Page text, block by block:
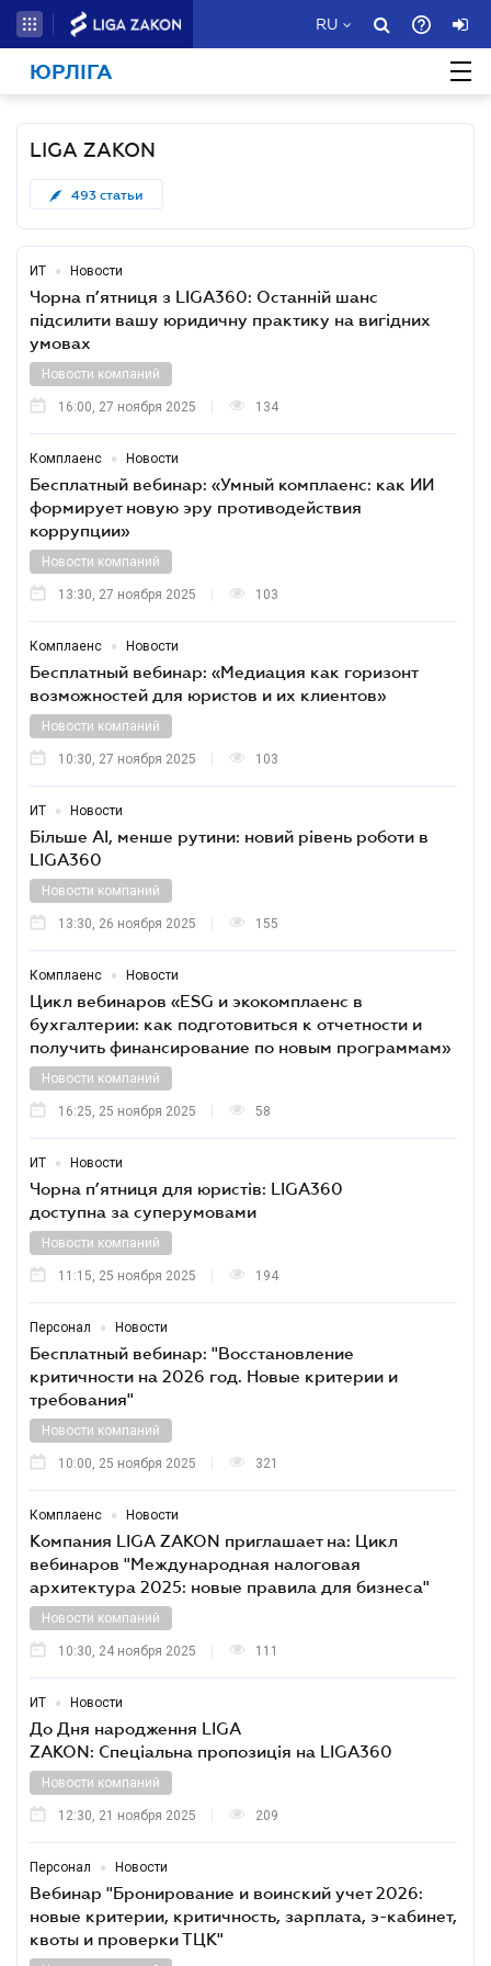
RU
ЮРЛІГА
LIGA ZAKON
493 статьи
ИТ • Новости
Чорна п’ятниця з LIGA360: Останній шанс
підсилити вашу юридичну практику на вигідних
умовах
Новости компаний
16:00, 27 ноября 2025 134
Комплаенс • Новости
Бесплатный вебинар: «Умный комплаенс: как ИИ
формирует новую эру противодействия
коррупции»
Новости компаний
13:30, 27 ноября 2025 103
Комплаенс • Новости
Бесплатный вебинар: «Медиация как горизонт
возможностей для юристов и их клиентов»
Новости компаний
10:30, 27 ноября 2025 103
ИТ • Новости
Більше AI, менше рутини: новий рівень роботи в
LIGA360
Новости компаний
13:30, 26 ноября 2025 155
Комплаенс • Новости
Цикл вебинаров «ESG и экокомплаенс в
бухгалтерии: как подготовиться к отчетности и
получить финансирование по новым программам»
Новости компаний
16:25, 25 ноября 2025 58
ИТ • Новости
Чорна п’ятниця для юристів: LIGA360
доступна за суперумовами
Новости компаний
11:15, 25 ноября 2025 194
Персонал • Новости
Бесплатный вебинар: "Восстановление
критичности на 2026 год. Новые критерии и
требования"
Новости компаний
10:00, 25 ноября 2025 321
Комплаенс • Новости
Компания LIGA ZAKON приглашает на: Цикл
вебинаров "Международная налоговая
архитектура 2025: новые правила для бизнеса"
Новости компаний
10:30, 24 ноября 2025 111
ИТ • Новости
До Дня народження LIGA
ZAKON: Спеціальна пропозиція на LIGA360
Новости компаний
12:30, 21 ноября 2025 209
Персонал • Новости
Вебинар "Бронирование и воинский учет 2026:
новые критерии, критичность, зарплата, э-кабинет,
квоты и проверки ТЦК"